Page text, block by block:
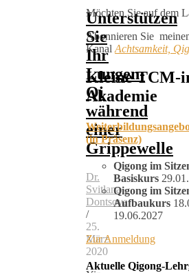
Unterstützen
Sie
Ihr
Lungen-
Qi
während
einer
Grippewelle
Dr.
Svitlana
Dontsova
/
25.
März
2020
Möchten Sie auf dem
Abonnieren Sie
Kanal Achtsamkeit,
Kleine TCM-
Akademie
(in Präsenz)
Qigong im
Basiskurs
Qigong im
Aufbaukurs
19.06.2027
Zur Anmeldung
Aktuelle Qigong-